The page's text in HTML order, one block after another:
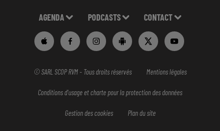
AGENDA PODCASTS CONTACT
© SARL SCOP RVM - Tous droits réservés Mentions légales
Conditions d'usage et charte pour la protection des données
Gestion des cookies Plan du site